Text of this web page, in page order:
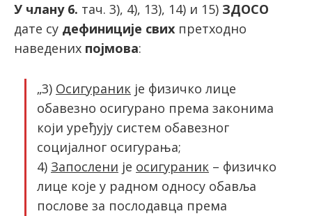
У члану 6. тач. 3), 4), 13), 14) и 15) ЗДОСО
дате су дефиниције свих претходно
наведених појмова:
„3) Осигураник је физичко лице
обавезно осигурано према законима
који уређују систем обавезног
социјалног осигурања;
4) Запослени је осигураник – физичко
лице које у радном односу обавља
послове за послодавца према